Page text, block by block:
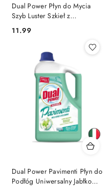
Dual Power Płyn do Mycia
Szyb Luster Szkieł z
Cena:
11.99
Dual Power Pavimenti Płyn do
Podłóg Uniwersalny Jabłko